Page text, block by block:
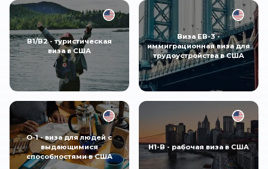
B1/B2 - туристическая
виза в США
Виза EB-3 -
иммиграционная виза для
трудоустройства в США
O-1 - виза для людей с
выдающимися
способностями в США
H1-B - рабочая виза в США